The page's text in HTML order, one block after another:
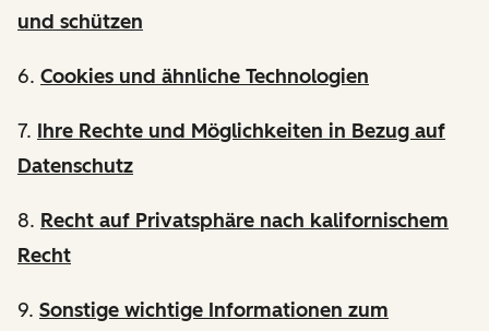
und schützen
6. Cookies und ähnliche Technologien
7. Ihre Rechte und Möglichkeiten in Bezug auf
Datenschutz
8. Recht auf Privatsphäre nach kalifornischem
Recht
9. Sonstige wichtige Informationen zum